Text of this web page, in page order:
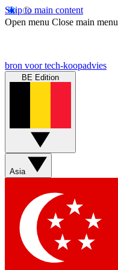
Skip to main content
Open menu Close main menu
bron voor tech-koopadvies
BE Edition
Asia